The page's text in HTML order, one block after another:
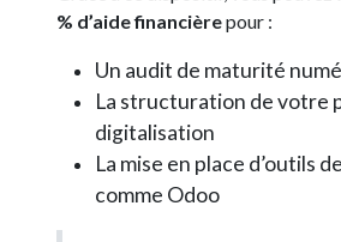
% d’aide financièrepour :
Un audit de maturité
La structuration de votre
digitalisation
La mise en place d’outils
comme Odoo